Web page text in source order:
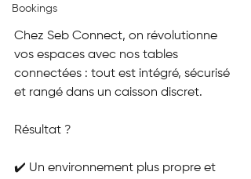
Bookings
Chez Seb Connect, on révolutionne
vos espaces avec nos tables
connectées : tout est intégré, sécurisé
et rangé dans un caisson discret.
Résultat ?
✔️ Un environnement plus propre et